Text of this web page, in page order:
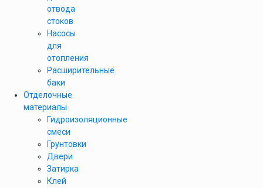
отвода
стоков
Насосы
для
отопления
Расширительные
баки
Отделочные
материалы
Гидроизоляционные
смеси
Грунтовки
Двери
Затирка
Клей